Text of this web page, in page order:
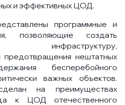
и эффективных ЦОД.
программные и
позволяющие создать
инфраструктуру,
предотвращения нештатных
бесперебойного
важных объектов.
на преимуществах
к ЦОД отечественного